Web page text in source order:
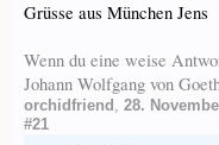
Grüsse aus München Jens
Wenn du eine weise
Johann Wolfgang von
orchidfriend , 28.
#21